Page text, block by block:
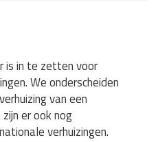
is in te zetten voor
We onderscheiden
van een
er ook nog
verhuizingen.